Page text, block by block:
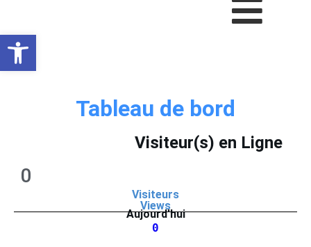
Ouvrir la barre d’outils
Tableau de bord
Visiteur(s) en Ligne
0
Visiteurs
Views
Aujourd'hui
0